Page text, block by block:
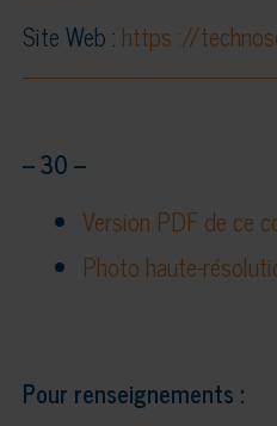
Site Web : https ://
– 30 –
Version PDF de ce
Photo haute-
Pour renseignements :